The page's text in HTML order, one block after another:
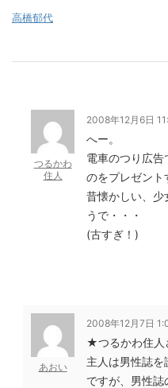
高橋郁代
つるかわ
住人
2008年12月6日
へー。
電車のつり広告
のをプレゼント
昔懐かしい、少
うで・・・
(古すぎ！)
あおい
2008年12月7日
★つるかわ住人
主人は男性誌
ですが、男性誌